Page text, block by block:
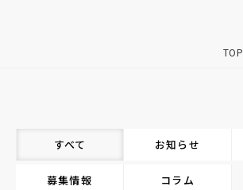
TOP
すべて お知らせ
募集情報 コラム